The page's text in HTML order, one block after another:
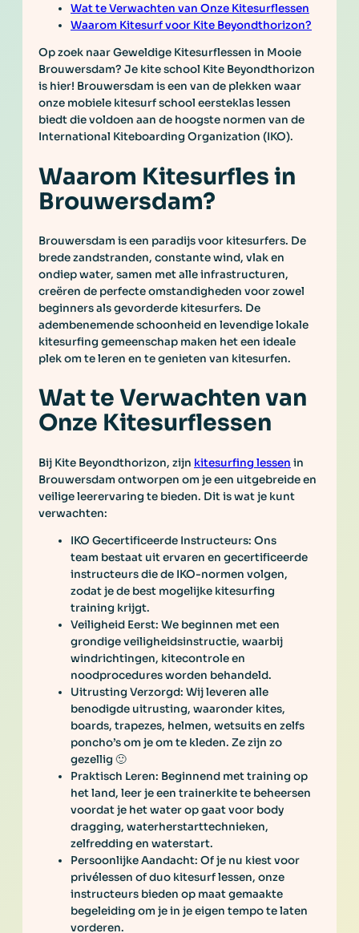
Wat te Verwachten van Onze Kitesurflessen
Waarom Kitesurf voor Kite Beyondthorizon?
Op zoek naar Geweldige Kitesurflessen in Mooie
Brouwersdam? Je kite school Kite Beyondthorizon
is hier! Brouwersdam is een van de plekken waar
onze mobiele kitesurf school eersteklas lessen
biedt die voldoen aan de hoogste normen van de
International Kiteboarding Organization (IKO).
Waarom Kitesurfles in
Brouwersdam?
Brouwersdam is een paradijs voor kitesurfers. De
brede zandstranden, constante wind, vlak en
ondiep water, samen met alle infrastructuren,
creëren de perfecte omstandigheden voor zowel
beginners als gevorderde kitesurfers. De
adembenemende schoonheid en levendige lokale
kitesurfing gemeenschap maken het een ideale
plek om te leren en te genieten van kitesurfen.
Wat te Verwachten van
Onze Kitesurflessen
Bij Kite Beyondthorizon, zijn kitesurfing lessen in
Brouwersdam ontworpen om je een uitgebreide en
veilige leerervaring te bieden. Dit is wat je kunt
verwachten:
IKO Gecertificeerde Instructeurs: Ons
team bestaat uit ervaren en gecertificeerde
instructeurs die de IKO-normen volgen,
zodat je de best mogelijke kitesurfing
training krijgt.
Veiligheid Eerst: We beginnen met een
grondige veiligheidsinstructie, waarbij
windrichtingen, kitecontrole en
noodprocedures worden behandeld.
Uitrusting Verzorgd: Wij leveren alle
benodigde uitrusting, waaronder kites,
boards, trapezes, helmen, wetsuits en zelfs
poncho’s om je om te kleden. Ze zijn zo
gezellig 🙂
Praktisch Leren: Beginnend met training op
het land, leer je een trainerkite te beheersen
voordat je het water op gaat voor body
dragging, waterherstarttechnieken,
zelfredding en waterstart.
Persoonlijke Aandacht: Of je nu kiest voor
privélessen of duo kitesurf lessen, onze
instructeurs bieden op maat gemaakte
begeleiding om je in je eigen tempo te laten
vorderen.